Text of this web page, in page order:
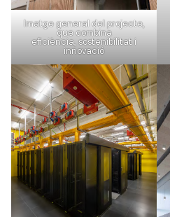
Imatge general del projecte,
que combina
eficiència, sostenibilitat i
innovació